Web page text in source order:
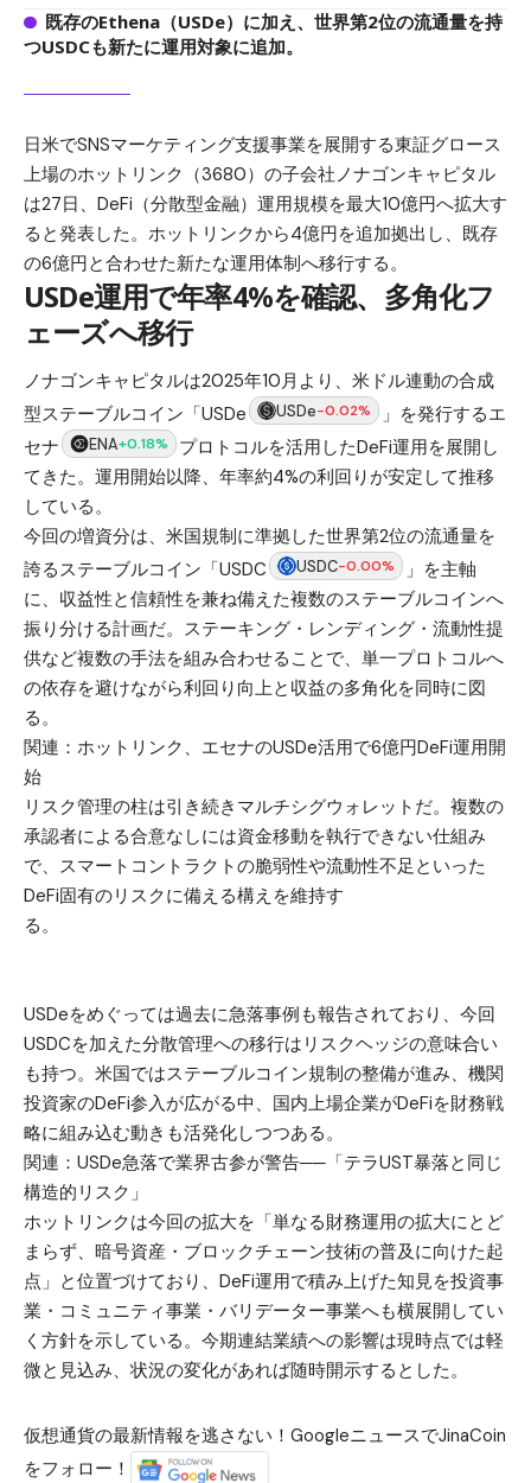
既存のEthena（USDe）に加え、世界第2位の流通量を持
つUSDCも新たに運用対象に追加。
日米でSNSマーケティング支援事業を展開する東証グロース
上場のホットリンク（3680）の子会社ノナゴンキャピタル
は27日、DeFi（分散型金融）運用規模を最大10億円へ拡大す
ると発表した。ホットリンクから4億円を追加拠出し、既存
の6億円と合わせた新たな運用体制へ移行する。
USDe運用で年率4%を確認、多角化フ
ェーズへ移行
ノナゴンキャピタルは2025年10月より、米ドル連動の合成
型ステーブルコイン「USDe
USDe-0.02%
」を発行するエ
セナ
ENA+0.18%
プロトコルを活用したDeFi運用を展開し
てきた。運用開始以降、年率約4%の利回りが安定して推移
している。
今回の増資分は、米国規制に準拠した世界第2位の流通量を
誇るステーブルコイン「USDC
USDC-0.00%
」を主軸
に、収益性と信頼性を兼ね備えた複数のステーブルコインへ
振り分ける計画だ。ステーキング・レンディング・流動性提
供など複数の手法を組み合わせることで、単一プロトコルへ
の依存を避けながら利回り向上と収益の多角化を同時に図
る。
関連： ホットリンク、エセナのUSDe活用で6億円DeFi運用開
始
リスク管理の柱は引き続きマルチシグウォレットだ。複数の
承認者による合意なしには資金移動を執行できない仕組み
で、スマートコントラクトの脆弱性や流動性不足といった
DeFi固有のリスクに備える構えを維持す
る。
USDeをめぐっては過去に急落事例も報告されており、今回
USDCを加えた分散管理への移行はリスクヘッジの意味合い
も持つ。米国ではステーブルコイン規制の整備が進み、機関
投資家のDeFi参入が広がる中、国内上場企業がDeFiを財務戦
略に組み込む動きも活発化しつつある。
関連： USDe急落で業界古参が警告──「テラUST暴落と同じ
構造的リスク」
ホットリンクは今回の拡大を「単なる財務運用の拡大にとど
まらず、暗号資産・ブロックチェーン技術の普及に向けた起
点」と位置づけており、DeFi運用で積み上げた知見を投資事
業・コミュニティ事業・バリデーター事業へも横展開してい
く方針を示している。今期連結業績への影響は現時点では軽
微と見込み、状況の変化があれば随時開示するとした。
仮想通貨の最新情報を逃さない！GoogleニュースでJinaCoin
をフォロー！